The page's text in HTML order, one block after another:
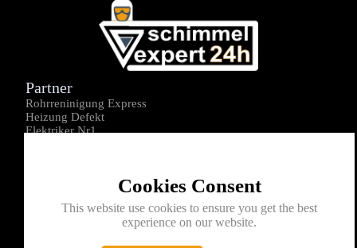
Cookies Consent
This website use cookies to ensure you get the best
experience on our website.
Partner
Rohrreninigung Express
Heizung Defekt
Elektriker Nr1
Kontakt